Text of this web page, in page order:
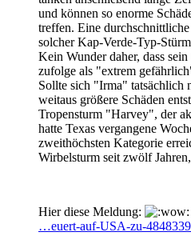
und können so enorme
treffen. Eine
solcher Kap-Verde-Typ-
Kein Wunder daher, dass
zufolge als "extrem
Sollte sich "Irma" tatsächlich
weitaus größere Schäden
Tropensturm "Harvey", der
hatte Texas vergangene
zweithöchsten Kategorie
Wirbelsturm seit zwölf
Hier diese Meldung:
…euert-auf-USA-zu-